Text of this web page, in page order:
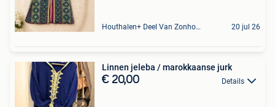
Houthalen+ Deel Van Zonhoven En Zolder 20 jul 26
Linnen jeleba / marokkaanse jurk
€ 20,00 Details